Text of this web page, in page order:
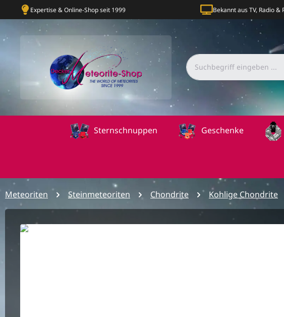
Expertise & Online-Shop seit 1999 Bekannt aus TV, Radio &
Sternschnuppen Geschenke
Meteoriten Steinmeteoriten Chondrite Kohlige Chondrite
Bildergalerie überspringen